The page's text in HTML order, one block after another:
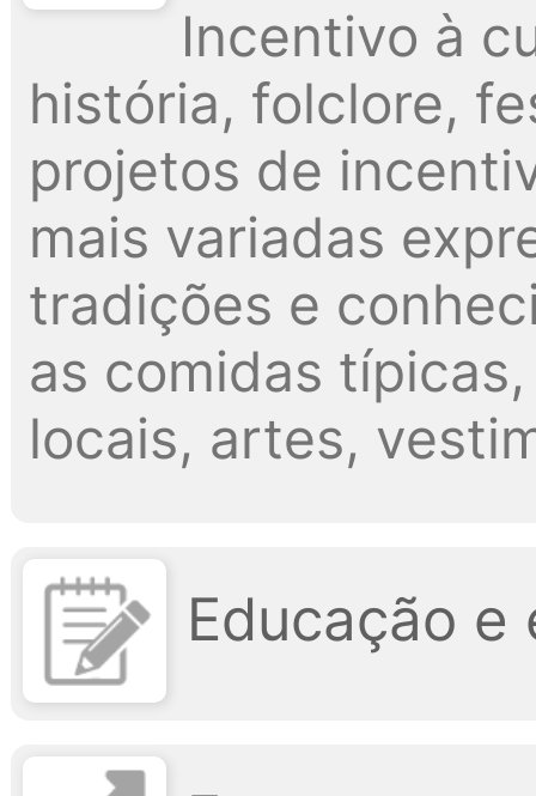
Incentivo à
história, folclore,
projetos de
mais variadas
tradições e
as comidas
locais, artes,
Educação